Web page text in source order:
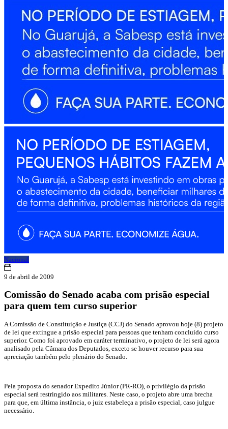
Nacional
9 de abril de 2009
Comissão do Senado acaba com prisão especial
para quem tem curso superior
A Comissão de Constituição e Justiça (CCJ) do Senado aprovou hoje (8) projeto
de lei que extingue a prisão especial para pessoas que tenham concluído curso
superior. Como foi aprovado em caráter terminativo, o projeto de lei será agora
analisado pela Câmara dos Deputados, exceto se houver recurso para sua
apreciação também pelo plenário do Senado.
Pela proposta do senador Expedito Júnior (PR-RO), o privilégio da prisão
especial será restringido aos militares. Neste caso, o projeto abre uma brecha
para que, em última instância, o juiz estabeleça a prisão especial, caso julgue
necessário.